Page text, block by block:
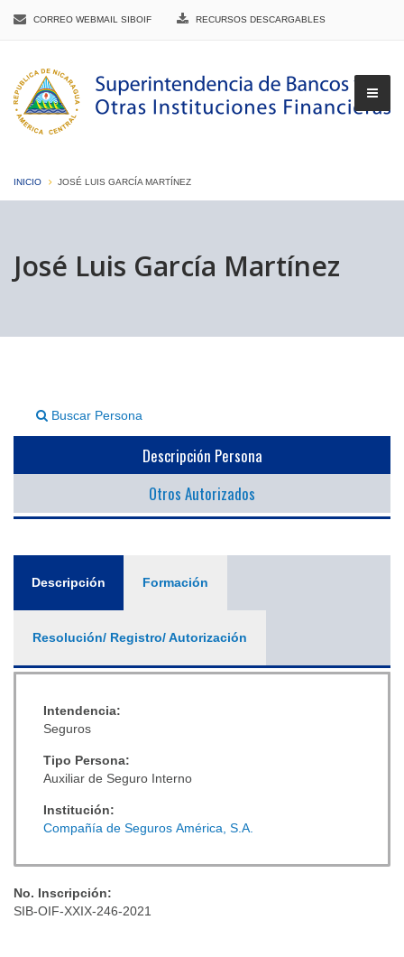
CORREO WEBMAIL SIBOIF RECURSOS DESCARGABLES
INICIO JOSÉ LUIS GARCÍA MARTÍNEZ
José Luis García Martínez
Buscar Persona
Descripción Persona
Otros Autorizados
Descripción (solapaFormación
Resolución/ Registro/ Autorización
Intendencia:
Seguros
Tipo Persona:
Auxiliar de Seguro Interno
Institución:
Compañía de Seguros América, S.A.
No. Inscripción:
SIB-OIF-XXIX-246-2021